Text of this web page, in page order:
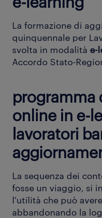
La formazione di
quinquennale per
svolta in modalità e-
Accordo Stato-
programma
online in e-
lavoratori
La sequenza dei
fosse un viaggio, si
l'utilità che può
abbandonando la